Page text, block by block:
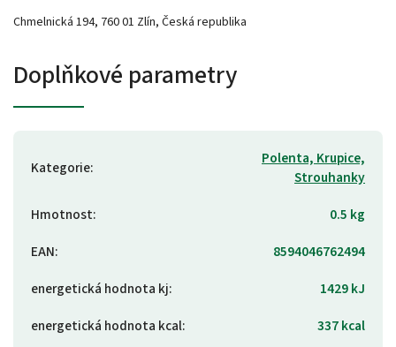
Chmelnická 194, 760 01 Zlín, Česká republika
Doplňkové parametry
Kategorie:
Polenta, Krupice,
Strouhanky
Hmotnost:
0.5 kg
EAN:
8594046762494
energetická hodnota kj:
1429 kJ
energetická hodnota kcal:
337 kcal